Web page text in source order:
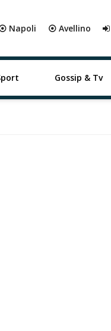
Napoli ⦿ Avellino
Gossip & Tv